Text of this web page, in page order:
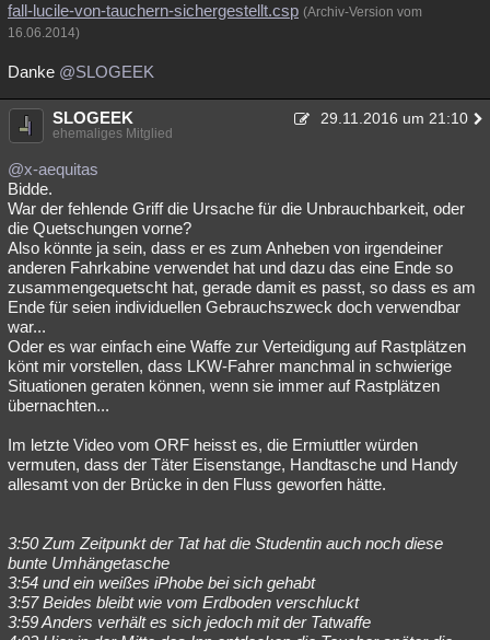
fall-lucile-von-tauchern-sichergestellt.csp (Archiv-Version vom
16.06.2014)
Danke @SLOGEEK
SLOGEEK 29.11.2016 um 21:10
ehemaliges Mitglied
@x-aequitas
Bidde.
War der fehlende Griff die Ursache für die Unbrauchbarkeit, oder
die Quetschungen vorne?
Also könnte ja sein, dass er es zum Anheben von irgendeiner
anderen Fahrkabine verwendet hat und dazu das eine Ende so
zusammengequetscht hat, gerade damit es passt, so dass es am
Ende für seien individuellen Gebrauchszweck doch verwendbar
war...
Oder es war einfach eine Waffe zur Verteidigung auf Rastplätzen
könt mir vorstellen, dass LKW-Fahrer manchmal in schwierige
Situationen geraten können, wenn sie immer auf Rastplätzen
übernachten...
Im letzte Video vom ORF heisst es, die Ermiuttler würden
vermuten, dass der Täter Eisenstange, Handtasche und Handy
allesamt von der Brücke in den Fluss geworfen hätte.
3:50 Zum Zeitpunkt der Tat hat die Studentin auch noch diese
bunte Umhängetasche
3:54 und ein weißes iPhobe bei sich gehabt
3:57 Beides bleibt wie vom Erdboden verschluckt
3:59 Anders verhält es sich jedoch mit der Tatwaffe